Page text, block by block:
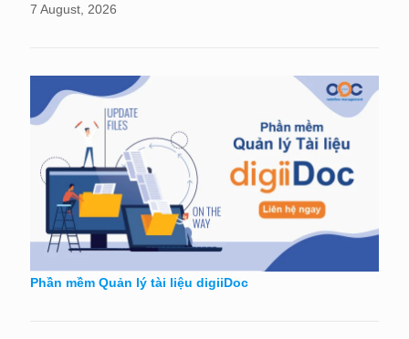
7 August, 2026
Phần mềm Quản lý tài liệu digiiDoc